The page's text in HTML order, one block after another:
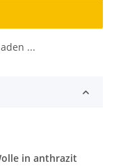
...
in anthrazit